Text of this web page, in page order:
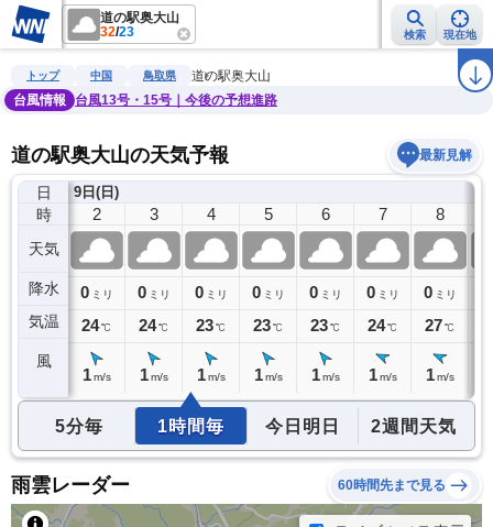
道の駅奥大山
32/23 検索 現在地
雨雲レーダー 台風情報 地震情報 ラ
トップ 中国 鳥取県
道の駅奥大山
台風情報
台風13号・15号｜今後の予想進路
道の駅奥大山の天気予報 最新見解
日
時
天気
降水
気温
風
9日(日)
1
0ミリ
25℃
2
0 ミリ
24℃
1 m/s
3
0 ミリ
24℃
1 m/s
4
0 ミリ
23℃
1 m/s
5
0 ミリ
23℃
1 m/s
6
0 ミリ
23℃
1 m/s
7
0 ミリ
24℃
1 m/s
8
0 ミリ
27℃
1 m/s
5分毎 1時間毎 今日明日 2週間天気
雨雲レーダー 60時間先まで見る